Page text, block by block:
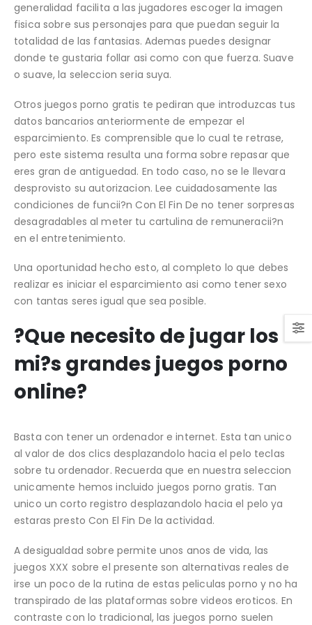
generalidad facilita a las jugadores escoger la imagen
fisica sobre sus personajes para que puedan seguir la
totalidad de las fantasias. Ademas puedes designar
donde te gustaria follar asi­ como con que fuerza. Suave
o suave, la seleccion seri­a suya.
Otros juegos porno gratis te pediran que introduzcas tus
datos bancarios anteriormente de empezar el
esparcimiento. Es comprensible que lo cual te retrase,
pero este sistema resulta una forma sobre repasar que
eres gran de antiguedad. En todo caso, no se le llevara
desprovisto su autorizacion. Lee cuidadosamente las
condiciones de funcii?n Con El Fin De no tener sorpresas
desagradables al meter tu cartulina de remuneracii?n
en el entretenimiento.
Una oportunidad hecho esto, al completo lo que debes
realizar es iniciar el esparcimiento asi­ como tener sexo
con tantas seres igual que sea posible.
?Que necesito de jugar los
mi?s grandes juegos porno
online?
Basta con tener un ordenador e internet. Esta tan unico
al valor de dos clics desplazandolo hacia el pelo teclas
sobre tu ordenador. Recuerda que en nuestra seleccion
unicamente hemos incluido juegos porno gratis. Tan
unico un corto registro desplazandolo hacia el pelo ya
estaras presto Con El Fin De la actividad.
A desigualdad sobre permite unos anos de vida, las
juegos XXX sobre el presente son alternativas reales de
irse un poco de la rutina de estas peliculas porno y no ha
transpirado de las plataformas sobre videos eroticos. En
contraste con lo tradicional, las juegos porno suelen